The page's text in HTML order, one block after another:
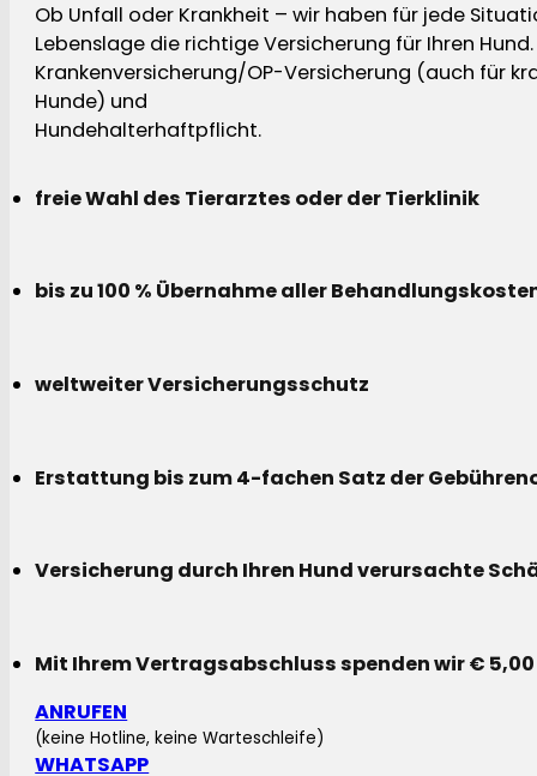
Ob Unfall oder Krankheit – wir haben für jede
Lebenslage die richtige Versicherung für Ihren Hund.
Krankenversicherung/OP-Versicherung (auch für
Hunde) und
Hundehalterhaftpflicht.
freie Wahl des Tierarztes oder der Tierklinik
bis zu 100 % Übernahme aller
weltweiter Versicherungsschutz
Erstattung bis zum 4-fachen Satz der
Versicherung durch Ihren Hund verursachte
Mit Ihrem Vertragsabschluss spenden wir €
ANRUFEN
(keine Hotline, keine Warteschleife)
WHATSAPP